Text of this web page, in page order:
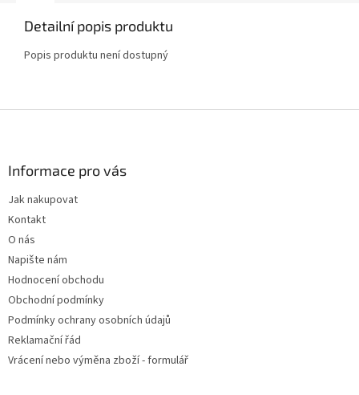
Detailní popis produktu
Popis produktu není dostupný
Informace pro vás
Jak nakupovat
Kontakt
O nás
Napište nám
Hodnocení obchodu
Obchodní podmínky
Podmínky ochrany osobních údajů
Reklamační řád
Vrácení nebo výměna zboží - formulář